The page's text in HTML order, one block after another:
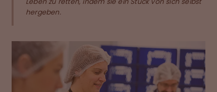
hergeben.